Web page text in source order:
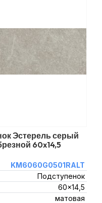
Эстерель серый
60x14,5
KM6060G0501RALT
Подступенок
60x14,5
матовая